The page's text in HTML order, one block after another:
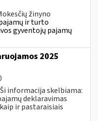
žinyno
ir turto
gyventojų pajamų
2025
informacija skelbiama:
deklaravimas
ir pastaraisiais